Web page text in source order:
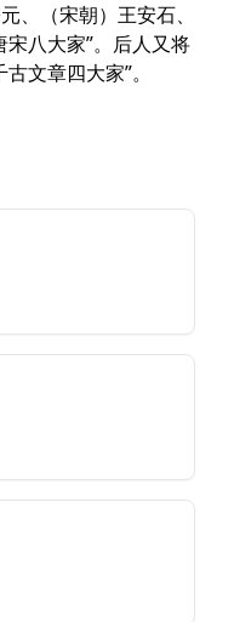
、（宋朝）王安石、
八大家”。后人又将
文章四大家”。